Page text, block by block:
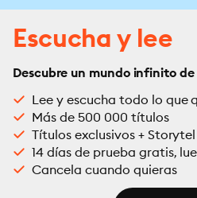
Escucha y lee
Descubre un mundo infinito
Lee y escucha todo lo que
Más de 500 000 títulos
Títulos exclusivos +
14 días de prueba gratis,
Cancela cuando quieras